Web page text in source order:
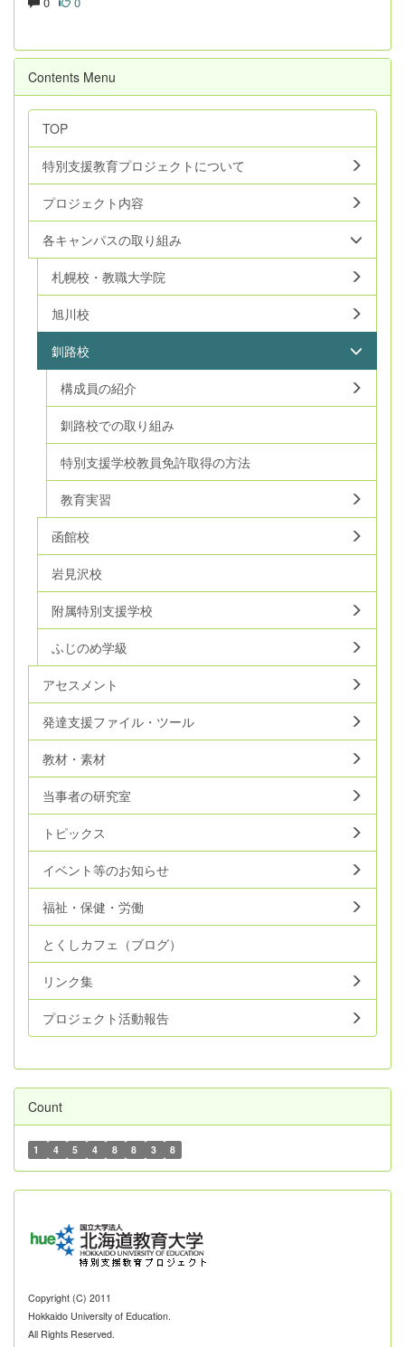
Contents Menu
TOP
特別支援教育プロジェクトについて
プロジェクト内容
各キャンパスの取り組み
札幌校・教職大学院
旭川校
釧路校
構成員の紹介
釧路校での取り組み
特別支援学校教員免許取得の方法
教育実習
函館校
岩見沢校
附属特別支援学校
ふじのめ学級
アセスメント
発達支援ファイル・ツール
教材・素材
当事者の研究室
トピックス
イベント等のお知らせ
福祉・保健・労働
とくしカフェ（ブログ）
リンク集
プロジェクト活動報告
Count
1 4 5 4 8 8 3 8
Copyright (C) 2011
Hokkaido University of Education.
All Rights Reserved.